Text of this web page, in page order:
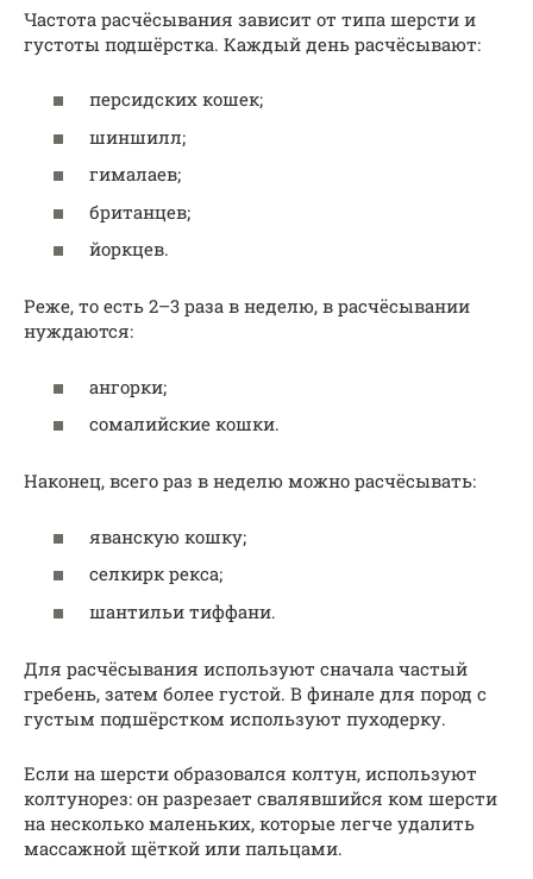
Частота расчёсывания зависит от типа шерсти и
густоты подшёрстка. Каждый день расчёсывают:
персидских кошек;
шиншилл;
гималаев;
британцев;
йоркцев.
Реже, то есть 2–3 раза в неделю, в расчёсывании
нуждаются:
ангорки;
сомалийские кошки.
Наконец, всего раз в неделю можно расчёсывать:
яванскую кошку;
селкирк рекса;
шантильи тиффани.
Для расчёсывания используют сначала частый
гребень, затем более густой. В финале для пород с
густым подшёрстком используют пуходерку.
Если на шерсти образовался колтун, используют
колтунорез: он разрезает свалявшийся ком шерсти
на несколько маленьких, которые легче удалить
массажной щёткой или пальцами.